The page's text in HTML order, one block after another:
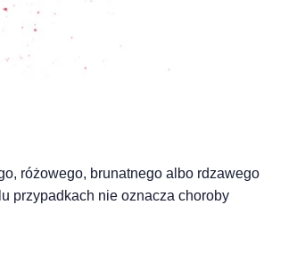
różowego, brunatnego albo rdzawego
przypadkach nie oznacza choroby